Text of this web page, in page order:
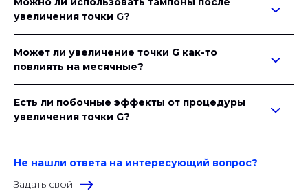
увеличения точки G?
Может ли увеличение точки G как-то
повлиять на месячные?
Есть ли побочные эффекты от процедуры
увеличения точки G?
Не нашли ответа на интересующий вопрос?
Задать свой